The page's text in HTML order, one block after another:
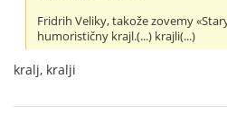
Fridrih Veliky, takože zovemy
humorističny krajl.(...) krajli(...)
kralj, kralji